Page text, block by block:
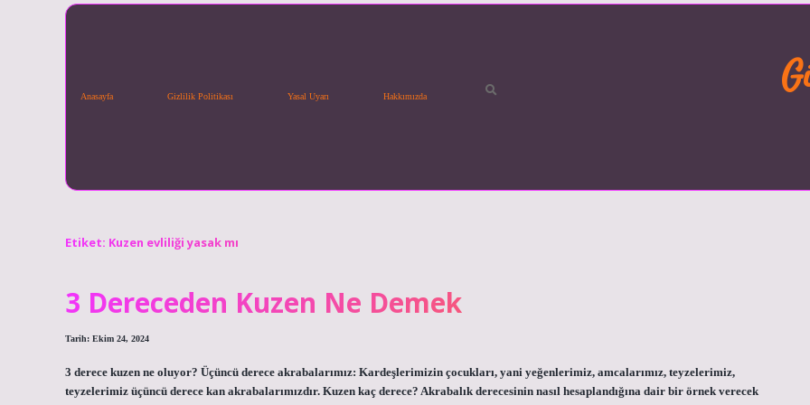
Anasayfa Gizlilik Politikası Yasal Uyarı Hakkımızda
Etiket: Kuzen evliliği yasak mı
3 Dereceden Kuzen Ne Demek
Tarih: Ekim 24, 2024
3 derece kuzen ne oluyor? Üçüncü derece akrabalarımız: Kardeşlerimizin çocukları, yani yeğenlerimiz, amcalarımız, teyzelerimiz,
teyzelerimiz üçüncü derece kan akrabalarımızdır. Kuzen kaç derece? Akrabalık derecesinin nasıl hesaplandığına dair bir örnek verecek